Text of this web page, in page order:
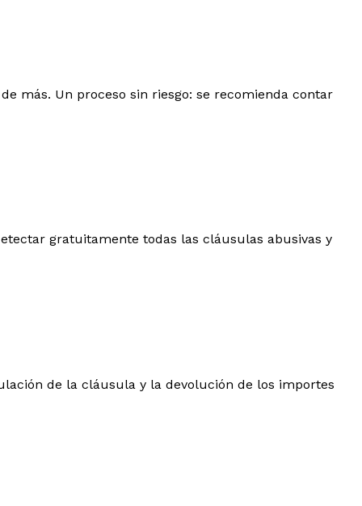
más. Un proceso sin riesgo: se recomienda contar
gratuitamente todas las cláusulas abusivas y
de la cláusula y la devolución de los importes